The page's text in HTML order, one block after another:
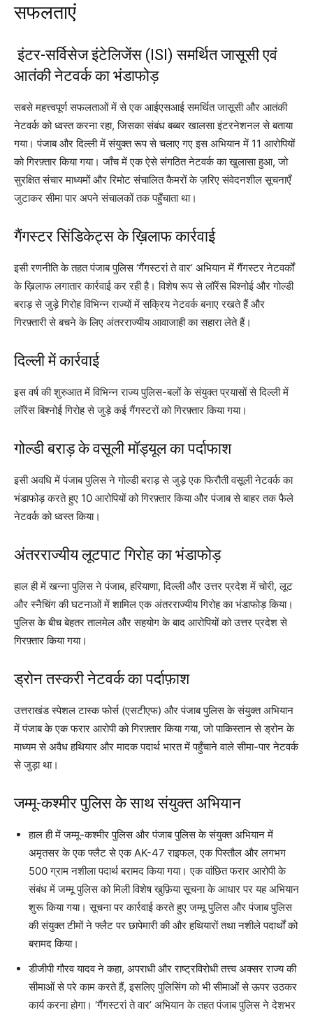
सफलताएं
इंटर-सर्विसेज इंटेलिजेंस (ISI) समर्थित जासूसी एवं
आतंकी नेटवर्क का भंडाफोड़
सबसे महत्त्वपूर्ण सफलताओं में से एक आईएसआई समर्थित जासूसी और आतंकी
नेटवर्क को ध्वस्त करना रहा, जिसका संबंध बब्बर खालसा इंटरनेशनल से बताया
गया। पंजाब और दिल्ली में संयुक्त रूप से चलाए गए इस अभियान में 11 आरोपियों
को गिरफ़्तार किया गया। जाँच में एक ऐसे संगठित नेटवर्क का खुलासा हुआ, जो
सुरक्षित संचार माध्यमों और रिमोट संचालित कैमरों के ज़रिए संवेदनशील सूचनाएँ
जुटाकर सीमा पार अपने संचालकों तक पहुँचाता था।
गैंगस्टर सिंडिकेट्स के ख़िलाफ कार्रवाई
इसी रणनीति के तहत पंजाब पुलिस ‘गैंगस्टरां ते वार’ अभियान में गैंगस्टर नेटवर्कों
के ख़िलाफ लगातार कार्रवाई कर रही है। विशेष रूप से लॉरेंस बिश्नोई और गोल्डी
बराड़ से जुड़े गिरोह विभिन्न राज्यों में सक्रिय नेटवर्क बनाए रखते हैं और
गिरफ़्तारी से बचने के लिए अंतरराज्यीय आवाजाही का सहारा लेते हैं।
दिल्ली में कार्रवाई
इस वर्ष की शुरुआत में विभिन्न राज्य पुलिस-बलों के संयुक्त प्रयासों से दिल्ली में
लॉरेंस बिश्नोई गिरोह से जुड़े कई गैंगस्टरों को गिरफ़्तार किया गया।
गोल्डी बराड़ के वसूली मॉड्यूल का पर्दाफाश
इसी अवधि में पंजाब पुलिस ने गोल्डी बराड़ से जुड़े एक फिरौती वसूली नेटवर्क का
भंडाफोड़ करते हुए 10 आरोपियों को गिरफ़्तार किया और पंजाब से बाहर तक फैले
नेटवर्क को ध्वस्त किया।
अंतरराज्यीय लूटपाट गिरोह का भंडाफोड़
हाल ही में खन्ना पुलिस ने पंजाब, हरियाणा, दिल्ली और उत्तर प्रदेश में चोरी, लूट
और स्नैचिंग की घटनाओं में शामिल एक अंतरराज्यीय गिरोह का भंडाफोड़ किया।
पुलिस के बीच बेहतर तालमेल और सहयोग के बाद आरोपियों को उत्तर प्रदेश से
गिरफ़्तार किया गया।
ड्रोन तस्करी नेटवर्क का पर्दाफ़ाश
उत्तराखंड स्पेशल टास्क फोर्स (एसटीएफ) और पंजाब पुलिस के संयुक्त अभियान
में पंजाब के एक फरार आरोपी को गिरफ़्तार किया गया, जो पाकिस्तान से ड्रोन के
माध्यम से अवैध हथियार और मादक पदार्थ भारत में पहुँचाने वाले सीमा-पार नेटवर्क
से जुड़ा था।
जम्मू-कश्मीर पुलिस के साथ संयुक्त अभियान
हाल ही में जम्मू-कश्मीर पुलिस और पंजाब पुलिस के संयुक्त अभियान में
अमृतसर के एक फ्लैट से एक AK-47 राइफल, एक पिस्तौल और लगभग
500 ग्राम नशीला पदार्थ बरामद किया गया। एक वांछित फरार आरोपी के
संबंध में जम्मू पुलिस को मिली विशेष खुफ़िया सूचना के आधार पर यह अभियान
शुरू किया गया। सूचना पर कार्रवाई करते हुए जम्मू पुलिस और पंजाब पुलिस
की संयुक्त टीमों ने फ्लैट पर छापेमारी की और हथियारों तथा नशीले पदार्थों को
बरामद किया।
डीजीपी गौरव यादव ने कहा, अपराधी और राष्ट्रविरोधी तत्त्व अक्सर राज्य की
सीमाओं से परे काम करते हैं, इसलिए पुलिसिंग को भी सीमाओं से ऊपर उठकर
कार्य करना होगा। ‘गैंगस्टरां ते वार’ अभियान के तहत पंजाब पुलिस ने देशभर